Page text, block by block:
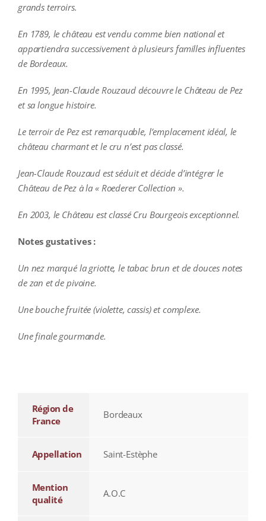
grands terroirs.
En 1789, le château est vendu comme bien national et
appartiendra successivement à plusieurs familles influentes
de Bordeaux.
En 1995, Jean-Claude Rouzaud découvre le Château de Pez
et sa longue histoire.
Le terroir de Pez est remarquable, l’emplacement idéal, le
château charmant et le cru n’est pas classé.
Jean-Claude Rouzaud est séduit et décide d’intégrer le
Château de Pez à la « Roederer Collection ».
En 2003, le Château est classé Cru Bourgeois exceptionnel.
Notes gustatives :
Un nez marqué la griotte, le tabac brun et de douces notes
de zan et de pivoine.
Une bouche fruitée (violette, cassis) et complexe.
Une finale gourmande.
Région de
France
Bordeaux
Appellation Saint-Estèphe
Mention
qualité
A.O.C